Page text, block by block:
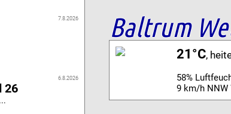
7.8.2026
6.8.2026
26
Baltrum
21°C,
58%
9 km/h NNW